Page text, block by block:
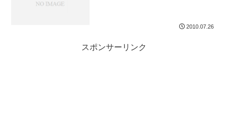
2010.07.26
スポンサーリンク